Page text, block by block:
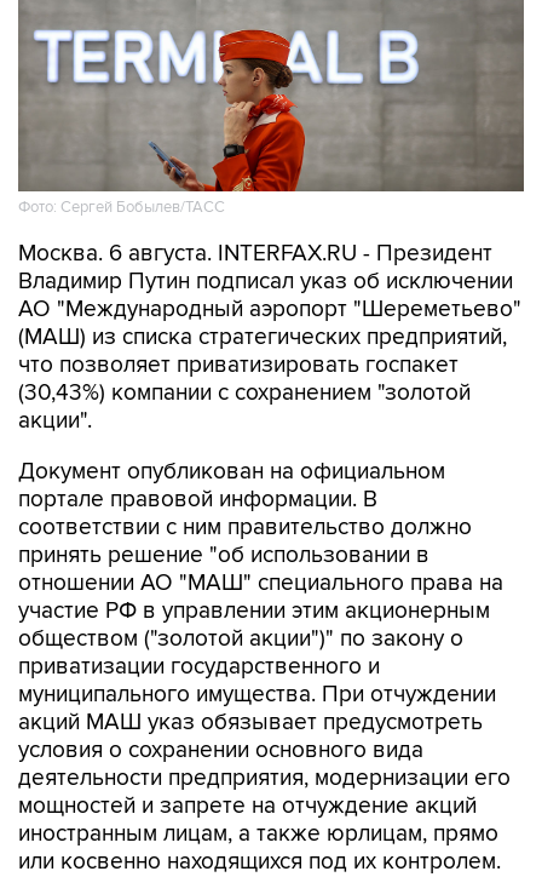
Фото: Сергей Бобылев/ТАСС
Москва. 6 августа. INTERFAX.RU - Президент
Владимир Путин подписал указ об исключении
АО "Международный аэропорт "Шереметьево"
(МАШ) из списка стратегических предприятий,
что позволяет приватизировать госпакет
(30,43%) компании с сохранением "золотой
акции".
Документ опубликован на официальном
портале правовой информации. В
соответствии с ним правительство должно
принять решение "об использовании в
отношении АО "МАШ" специального права на
участие РФ в управлении этим акционерным
обществом ("золотой акции")" по закону о
приватизации государственного и
муниципального имущества. При отчуждении
акций МАШ указ обязывает предусмотреть
условия о сохранении основного вида
деятельности предприятия, модернизации его
мощностей и запрете на отчуждение акций
иностранным лицам, а также юрлицам, прямо
или косвенно находящихся под их контролем.